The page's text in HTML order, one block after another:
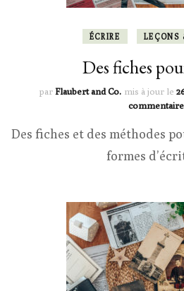
ÉCRIRE LEÇONS
Des fiches
parFlaubert and Co. mis à jour le
Des fiches et des méthodes
formes